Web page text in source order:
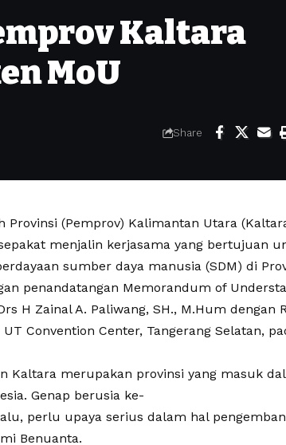
Kaltara
MoU
Share
Provinsi (Pemprov) Kalimantan Utara
menjalin kerjasama yang bertujuan
sumber daya manusia (SDM) di
penandatangan Memorandum of
H Zainal A. Paliwang, SH., M.Hum dengan
UT Convention Center, Tangerang Selatan,
Kaltara merupakan provinsi yang masuk
Genap berusia ke-
perlu upaya serius dalam hal
Benuanta.